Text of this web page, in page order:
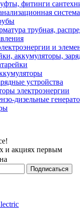
фитинги
система
трубная,
и
аккумуляторы,
устройства
электроэнергии
дизельные
и акциях первым